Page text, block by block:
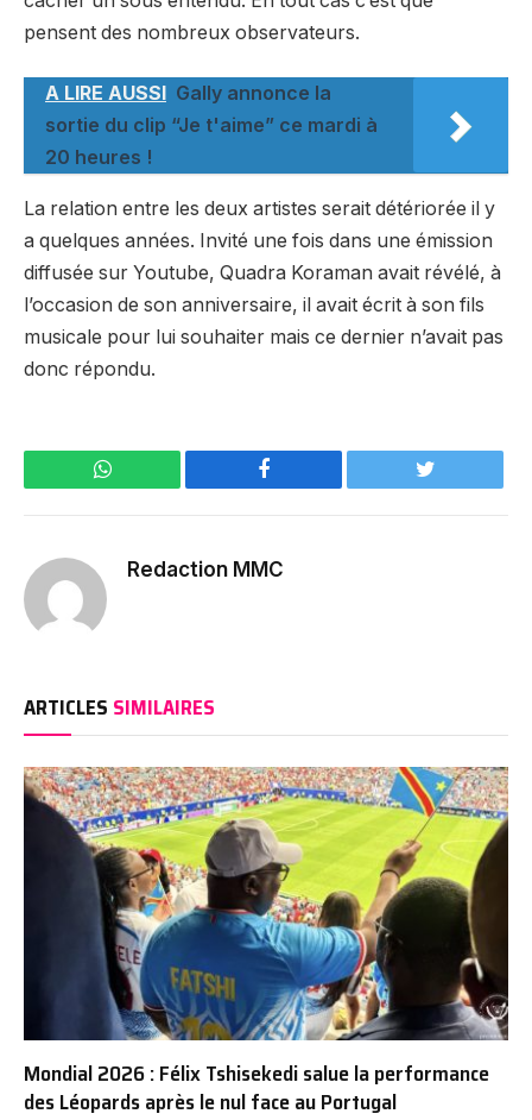
pensent des nombreux observateurs.
A LIRE AUSSI Gally annonce la
sortie du clip “Je t'aime” ce mardi à
20 heures !
La relation entre les deux artistes serait détériorée il y
a quelques années. Invité une fois dans une émission
diffusée sur Youtube, Quadra Koraman avait révélé, à
l’occasion de son anniversaire, il avait écrit à son fils
musicale pour lui souhaiter mais ce dernier n’avait pas
donc répondu.
WhatsApp Facebook Twitter
Redaction MMC
ARTICLES SIMILAIRES
Mondial 2026 : Félix Tshisekedi salue la performance
des Léopards après le nul face au Portugal